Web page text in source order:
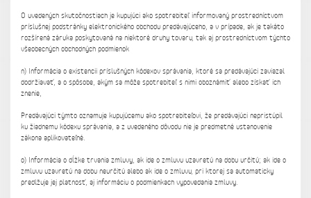
O uvedených skutočnostiach je kupujúci ako spotrebiteľ informovaný prostredníctvom
príslušnej podstránky elektronického obchodu predávajúceho, a v prípade, ak je takáto
rozšírená záruka poskytovaná na niektoré druhy tovaru, tak aj prostredníctvom týchto
všeobecných obchodných podmienok
n) Informácia o existencii príslušných kódexov správania, ktoré sa predávajúci zaviazal
dodržiavať, a o spôsobe, akým sa môže spotrebiteľ s nimi oboznámiť alebo získať ich
znenie,
Predávajúci týmto oznamuje kupujúcemu ako spotrebiteľovi, že predávajúci nepristúpil
ku žiadnemu kódexu správania, a z uvedeného dôvodu nie je predmetné ustanovenie
zákona aplikovateľné.
o) Informácia o dĺžke trvania zmluvy, ak ide o zmluvu uzavretú na dobu určitú; ak ide o
zmluvu uzavretú na dobu neurčitú alebo ak ide o zmluvu, pri ktorej sa automaticky
predlžuje jej platnosť, aj informáciu o podmienkach vypovedania zmluvy.